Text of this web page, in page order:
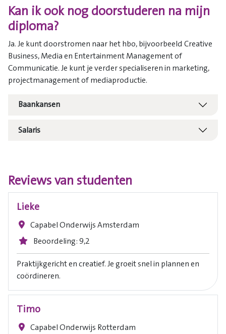
Kan ik ook nog doorstuderen na mijn
diploma?
Ja. Je kunt doorstromen naar het hbo, bijvoorbeeld Creative
Business, Media en Entertainment Management of
Communicatie. Je kunt je verder specialiseren in marketing,
projectmanagement of mediaproductie.
Baankansen
Salaris
Reviews van studenten
Lieke
Capabel Onderwijs Amsterdam
Beoordeling: 9,2
Praktijkgericht en creatief. Je groeit snel in plannen en
coördineren.
Timo
Capabel Onderwijs Rotterdam